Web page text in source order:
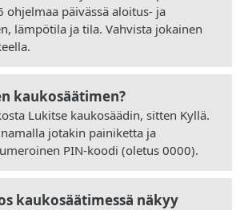
ohjelmaa päivässä aloitus- ja
lämpötila ja tila. Vahvista jokainen
kaukosäätimen?
Lukitse kaukosäädin, sitten Kyllä.
jotakin painiketta ja
PIN-koodi (oletus 0000).
kaukosäätimessä näkyy